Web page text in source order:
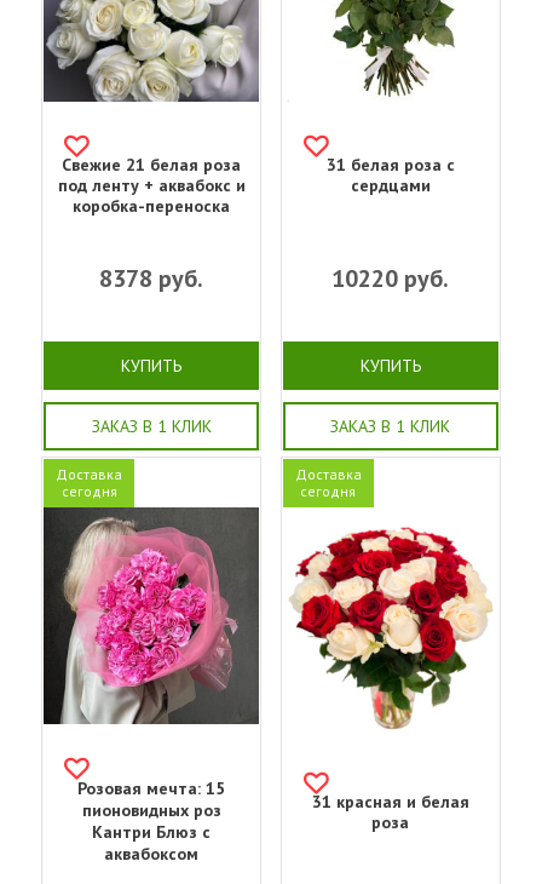
Свежие 21 белая роза
под ленту + аквабокс и
коробка-переноска
8378 руб.
КУПИТЬ
ЗАКАЗ В 1 КЛИК
31 белая роза с
сердцами
10220 руб.
КУПИТЬ
ЗАКАЗ В 1 КЛИК
Доставка
сегодня
Розовая мечта: 15
пионовидных роз
Кантри Блюз с
аквабоксом
Доставка
сегодня
31 красная и белая
роза